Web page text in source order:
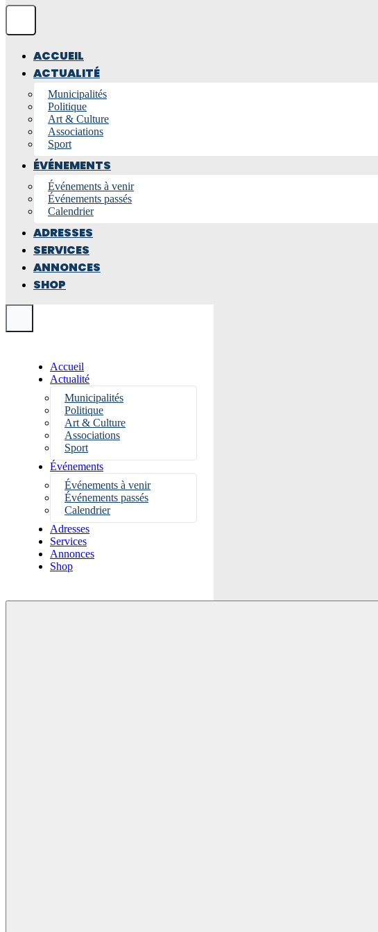
ACCUEIL
ACTUALITÉ
Municipalités
Politique
Art & Culture
Associations
Sport
ÉVÉNEMENTS
Événements à venir
Événements passés
Calendrier
ADRESSES
SERVICES
ANNONCES
SHOP
Accueil
Actualité
Municipalités
Politique
Art & Culture
Associations
Sport
Événements
Événements à venir
Événements passés
Calendrier
Adresses
Services
Annonces
Shop